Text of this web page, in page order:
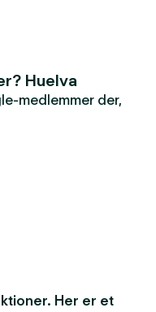
Huelva
medlemmer der,
Her er et